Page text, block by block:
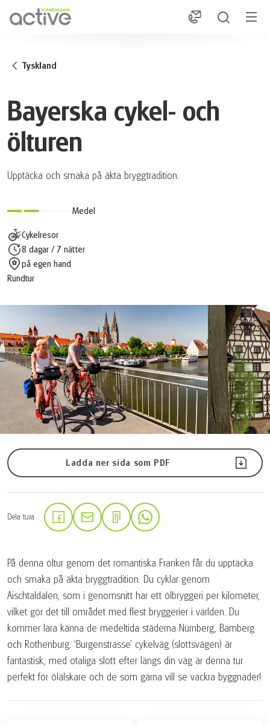
1
Tyskland
Bayerska cykel- och
ölturen
Upptäcka och smaka på äkta bryggtradition.
Cykelresor
8 dagar / 7 nätter
på egen hand
Rundtur
Medel
Ladda ner sida som PDF
Dela tura (Länken öppnas i en ny flik)
(Länken öppnas i en ny flik)(Länken öppnas i en ny flik)
På denna öltur genom det romantiska Franken får du upptäcka
och smaka på äkta bryggtradition. Du cyklar genom
Aischtaldalen, som i genomsnitt har ett ölbryggeri per kilometer,
vilket gör det till området med flest bryggerier i världen. Du
kommer lära känna de medeltida städerna Nürnberg, Bamberg
och Rothenburg. ‘Burgenstrasse’ cykelväg (slottsvägen) är
fantastisk, med otaliga slott efter längs din väg är denna tur
perfekt för ölälskare och de som gärna vill se vackra byggnader!